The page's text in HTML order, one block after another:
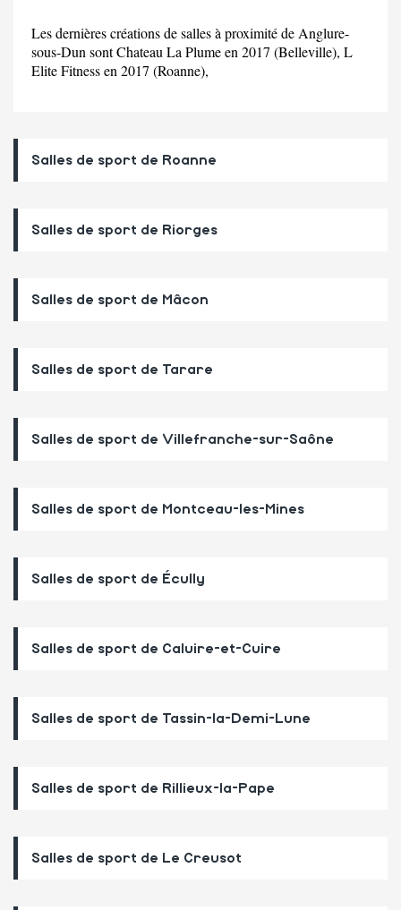
Les dernières créations de salles à proximité de Anglure-
sous-Dun sont Chateau La Plume en 2017 (Belleville), L
Elite Fitness en 2017 (Roanne),
Salles de sport de Roanne
Salles de sport de Riorges
Salles de sport de Mâcon
Salles de sport de Tarare
Salles de sport de Villefranche-sur-Saône
Salles de sport de Montceau-les-Mines
Salles de sport de Écully
Salles de sport de Caluire-et-Cuire
Salles de sport de Tassin-la-Demi-Lune
Salles de sport de Rillieux-la-Pape
Salles de sport de Le Creusot